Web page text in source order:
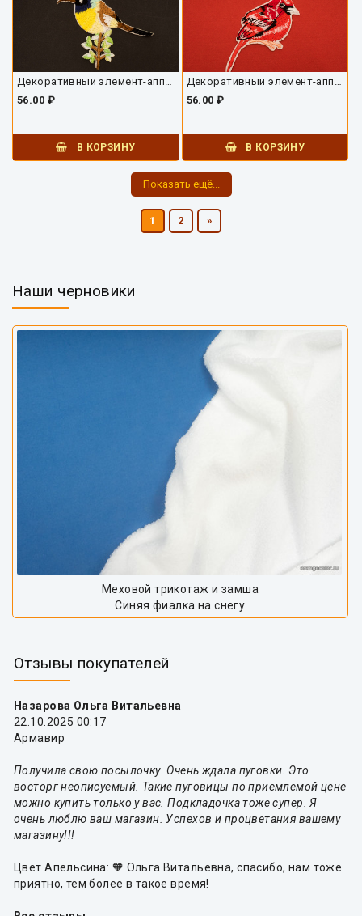
56.00 ₽
В КОРЗИНУ
56.00 ₽
В КОРЗИНУ
Показать ещё...
1 2 »
Наши черновики
Меховой трикотаж и замша
Синяя фиалка на снегу
Отзывы покупателей
Назарова Ольга Витальевна
22.10.2025 00:17
Армавир
Получила свою посылочку. Очень ждала пуговки. Это
восторг неописуемый. Такие пуговицы по приемлемой цене
можно купить только у вас. Подкладочка тоже супер. Я
очень люблю ваш магазин. Успехов и процветания вашему
магазину!!!
Цвет Апельсина: 🧡 Ольга Витальевна, спасибо, нам тоже
приятно, тем более в такое время!